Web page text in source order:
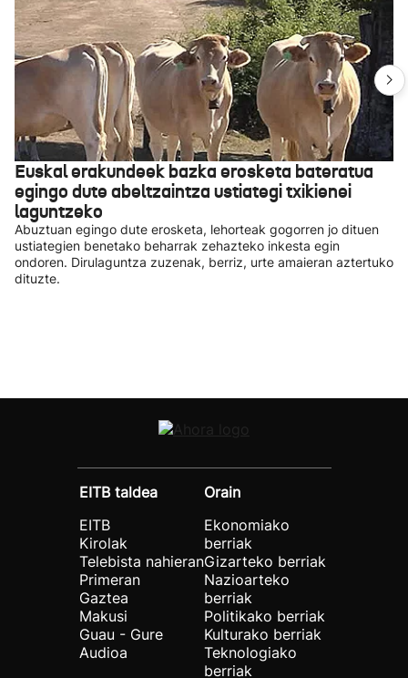
Euskal erakundeek bazka erosketa bateratua
egingo dute abeltzaintza ustiategi txikienei
laguntzeko
Abuztuan egingo dute erosketa, lehorteak gogorren jo dituen
ustiategien benetako beharrak zehazteko inkesta egin
ondoren. Dirulaguntza zuzenak, berriz, urte amaieran aztertuko
dituzte.
EITB taldea
EITB
Kirolak
Telebista nahieran
Primeran
Gaztea
Makusi
Guau - Gure
Audioa
Orain
Ekonomiako
berriak
Gizarteko berriak
Nazioarteko
berriak
Politikako berriak
Kulturako berriak
Teknologiako
berriak